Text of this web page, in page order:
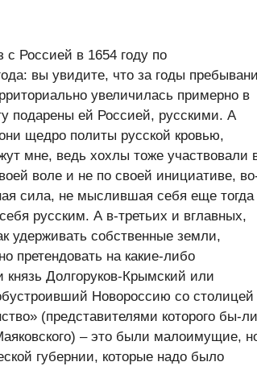
Россией в 1654 году по
вы увидите, что за годы
увеличилась примерно в
подарены ей Россией, русскими. А
щедро политы русской кровью,
мне, ведь хохлы тоже участвовали
воле и не по своей инициативе,
сила, не мыслившая себя еще тогда
русским. А в-третьих и вглавных,
удерживать собственные земли,
претендовать на какие-либо
Долгоруков-Крымский или
Новороссию со столицей
(представителями которого бы-
– это были малоимущие,
губернии, которые надо было